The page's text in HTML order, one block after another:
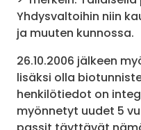
Yhdysvaltoihin niin
ja muuten kunnossa.
26.10.2006 jälkeen
lisäksi olla
henkilötiedot on
myönnetyt uudet 5